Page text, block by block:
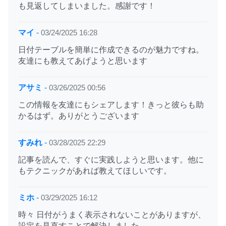
も見返してしまいました。感謝です！
マイ - 03/24/2025 16:28
日付テーブルを簡単に作成できるのが魅力ですね。
友達にも教えてあげようと思います
アサミ - 03/26/2025 00:56
この情報を友達にもシェアします！きっと彼らも助
かるはず。ありがとうございます
すみれ - 03/28/2025 22:29
記事を読んで、すぐに実践しようと思います。他に
もテクニックがあれば教えてほしいです。
ミホ - 03/29/2025 16:12
時々 日付がうまく表示されないことがありますが、